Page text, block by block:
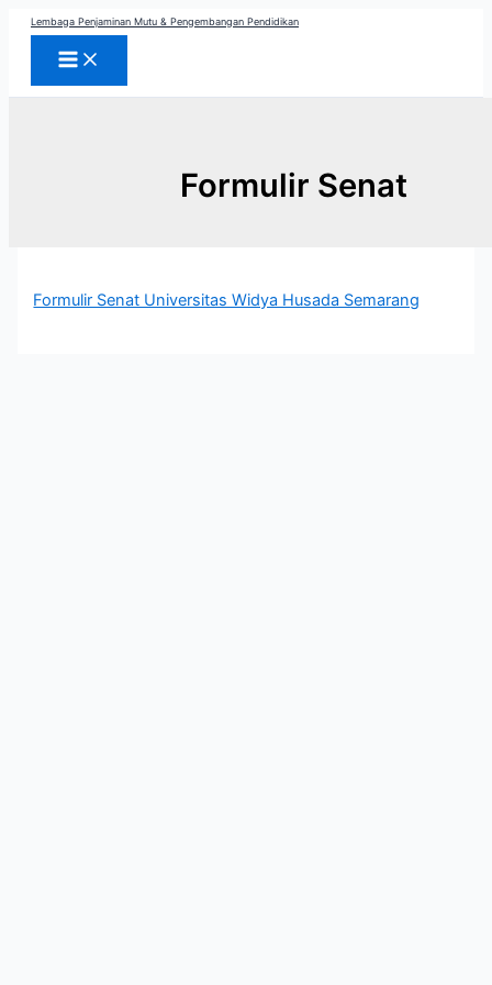
Skip
content
Lembaga Penjaminan Mutu & Pengembangan Pendidikan
Formulir Senat
Formulir Senat Universitas Widya Husada Semarang